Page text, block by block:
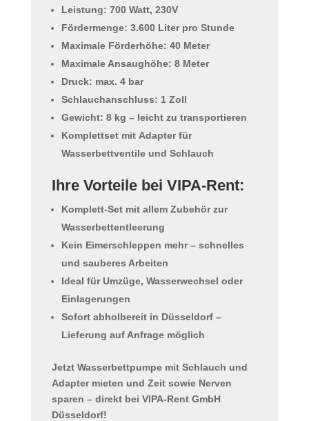
Leistung: 700 Watt, 230V
Fördermenge: 3.600 Liter pro Stunde
Maximale Förderhöhe: 40 Meter
Maximale Ansaughöhe: 8 Meter
Druck: max. 4 bar
Schlauchanschluss: 1 Zoll
Gewicht: 8 kg – leicht zu transportieren
Komplettset mit Adapter für
Wasserbettventileund Schlauch
Ihre Vorteile bei VIPA-Rent:
Komplett-Set mit allem Zubehör zur
Wasserbettentleerung
Kein Eimerschleppen mehr – schnelles
und sauberes Arbeiten
Ideal für Umzüge, Wasserwechsel oder
Einlagerungen
Sofort abholbereit in Düsseldorf–
Lieferung auf Anfrage möglich
Jetzt Wasserbettpumpe mit Schlauch und
Adapter mieten und Zeit sowie Nerven
sparen – direkt bei VIPA-Rent GmbH
Düsseldorf!